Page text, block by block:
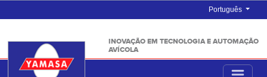
Português
INOVAÇÃO EM TECNOLOGIA E AUTOMAÇÃO
AVÍCOLA